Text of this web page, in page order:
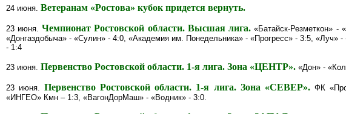
24 июня. Ветеранам «Ростова» кубок придется вернуть.
23 июня. Чемпионат Ростовской области. Высшая лига. «Батайск-Резметкон»
«Донгаздобыча» - «Сулин» - 4:0, «Академия им. Понедельника» - «Прогресс» - 3:5, «Луч»
- 1:4
23 июня. Первенство Ростовской области. 1-я лига. Зона «ЦЕНТР». «Дон» -
23 июня. Первенство Ростовской области. 1-я лига. Зона «СЕВЕР». ФК
«ИНГЕО» Кмн – 1:3, «ВагонДорМаш» - «Водник» - 3:0.